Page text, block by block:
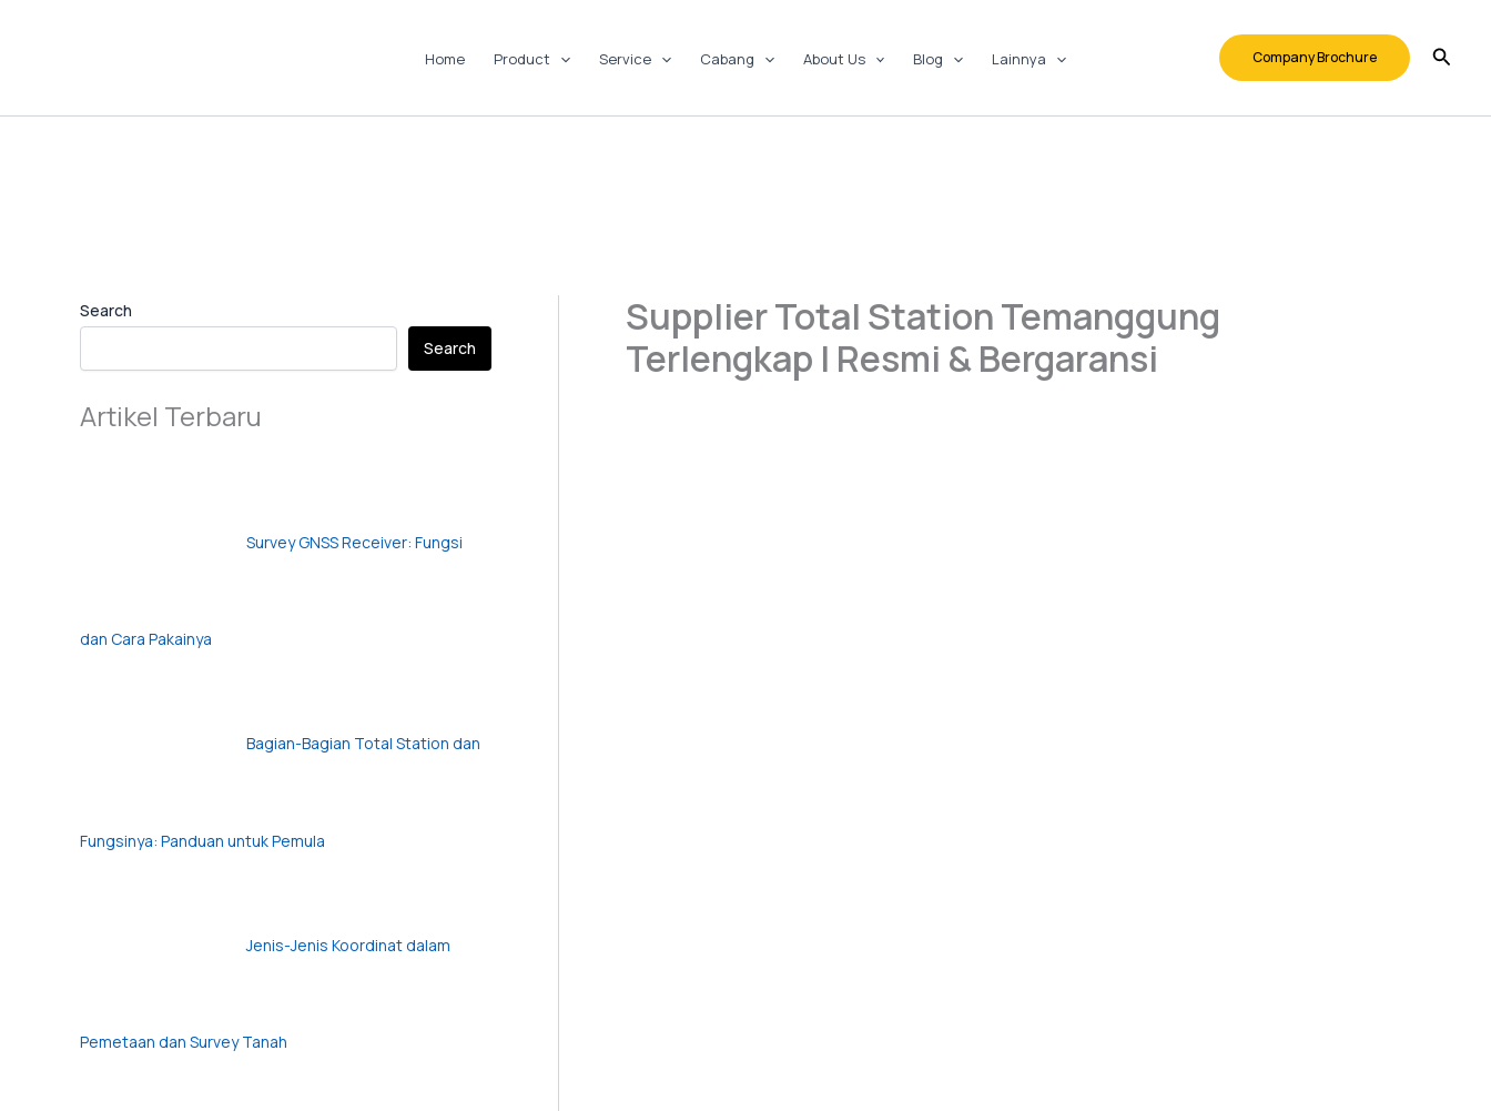
Home Product Service Cabang About Us Blog Lainnya Company Brochure
Search
Search
Artikel Terbaru
Survey GNSS Receiver: Fungsi
dan Cara Pakainya
Bagian-Bagian Total Station dan
Fungsinya: Panduan untuk Pemula
Jenis-Jenis Koordinat dalam
Pemetaan dan Survey Tanah
Supplier Total Station Temanggung
Terlengkap | Resmi & Bergaransi